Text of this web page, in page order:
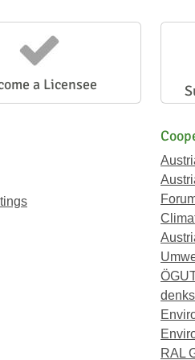
a Licensee
RAL